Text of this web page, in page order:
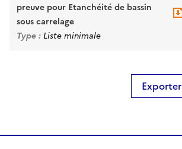
preuve pour Etanchéité de bassin
sous carrelage
Type : Liste minimale
Exporter